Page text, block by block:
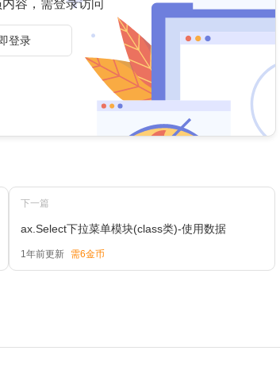
容，需登录访问
登录
下一篇
ax.Select下拉菜单模块(class类)-使用数据
1年前更新 需6金币